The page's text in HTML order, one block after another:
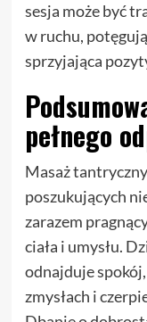
sesja może być
w ruchu,
sprzyjająca
pełnego
Masaż
poszukujących
zarazem
ciała i umysłu.
odnajduje
zmysłach i